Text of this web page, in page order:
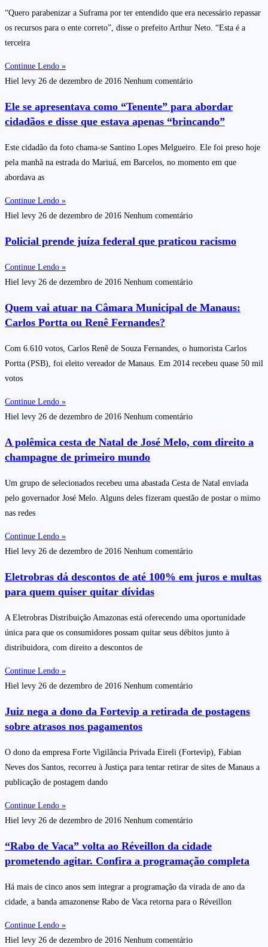
“Quero parabenizar a Suframa por ter entendido que era necessário repassar
os recursos para o ente correto”, disse o prefeito Arthur Neto. “Esta é a
terceira
Continue Lendo »
Hiel levy 26 de dezembro de 2016 Nenhum comentário
Ele se apresentava como “Tenente” para abordar
cidadãos e disse que estava apenas “brincando”
Este cidadão da foto chama-se Santino Lopes Melgueiro. Ele foi preso hoje
pela manhã na estrada do Mariuá, em Barcelos, no momento em que
abordava as
Continue Lendo »
Hiel levy 26 de dezembro de 2016 Nenhum comentário
Policial prende juíza federal que praticou racismo
Continue Lendo »
Hiel levy 26 de dezembro de 2016 Nenhum comentário
Quem vai atuar na Câmara Municipal de Manaus:
Carlos Portta ou Renê Fernandes?
Com 6.610 votos, Carlos Renê de Souza Fernandes, o humorista Carlos
Portta (PSB), foi eleito vereador de Manaus. Em 2014 recebeu quase 50 mil
votos
Continue Lendo »
Hiel levy 26 de dezembro de 2016 Nenhum comentário
A polêmica cesta de Natal de José Melo, com direito a
champagne de primeiro mundo
Um grupo de selecionados recebeu uma abastada Cesta de Natal enviada
pelo governador José Melo. Alguns deles fizeram questão de postar o mimo
nas redes
Continue Lendo »
Hiel levy 26 de dezembro de 2016 Nenhum comentário
Eletrobras dá descontos de até 100% em juros e multas
para quem quiser quitar dívidas
A Eletrobras Distribuição Amazonas está oferecendo uma oportunidade
única para que os consumidores possam quitar seus débitos junto à
distribuidora, com direito a descontos de
Continue Lendo »
Hiel levy 26 de dezembro de 2016 Nenhum comentário
Juiz nega a dono da Fortevip a retirada de postagens
sobre atrasos nos pagamentos
O dono da empresa Forte Vigilância Privada Eireli (Fortevip), Fabian
Neves dos Santos, recorreu à Justiça para tentar retirar de sites de Manaus a
publicação de postagem dando
Continue Lendo »
Hiel levy 26 de dezembro de 2016 Nenhum comentário
“Rabo de Vaca” volta ao Réveillon da cidade
prometendo agitar. Confira a programação completa
Há mais de cinco anos sem integrar a programação da virada de ano da
cidade, a banda amazonense Rabo de Vaca retorna para o Réveillon
Continue Lendo »
Hiel levy 26 de dezembro de 2016 Nenhum comentário